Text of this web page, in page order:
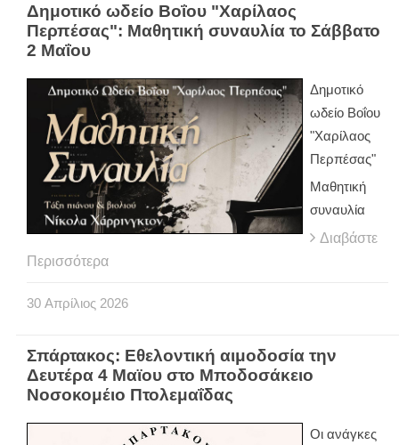
Δημοτικό ωδείο Βοΐου "Χαρίλαος
Περπέσας": Μαθητική συναυλία το Σάββατο
2 Μαΐου
Δημοτικό
ωδείο Βοΐου
"Χαρίλαος
Περπέσας"
Μαθητική
συναυλία
Διαβάστε
Περισσότερα
30 Απρίλιος 2026
Σπάρτακος: Εθελοντική αιμοδοσία την
Δευτέρα 4 Μαϊου στο Μποδοσάκειο
Νοσοκομέιο Πτολεμαΐδας
Οι ανάγκες